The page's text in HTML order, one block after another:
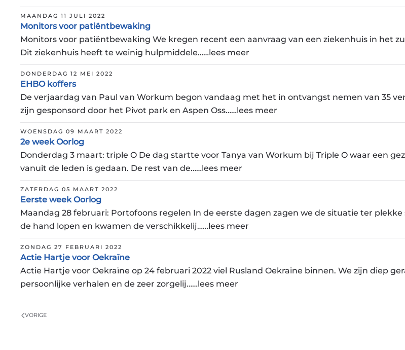
MAANDAG 11 JULI 2022
Monitors voor patiëntbewaking
Monitors voor patiëntbewaking We kregen recent een aanvraag van een ziekenhuis in het
Dit ziekenhuis heeft te weinig hulpmiddele……lees meer
DONDERDAG 12 MEI 2022
EHBO koffers
De verjaardag van Paul van Workum begon vandaag met het in ontvangst nemen van 35
zijn gesponsord door het Pivot park en Aspen Oss……lees meer
WOENSDAG 09 MAART 2022
2e week Oorlog
Donderdag 3 maart: triple O De dag startte voor Tanya van Workum bij Triple O waar een
vanuit de leden is gedaan. De rest van de……lees meer
ZATERDAG 05 MAART 2022
Eerste week Oorlog
Maandag 28 februari: Portofoons regelen In de eerste dagen zagen we de situatie ter
de hand lopen en kwamen de verschikkelij……lees meer
ZONDAG 27 FEBRUARI 2022
Actie Hartje voor Oekraïne
Actie Hartje voor Oekraïne op 24 februari 2022 viel Rusland Oekraïne binnen. We zijn diep
persoonlijke verhalen en de zeer zorgelij……lees meer
VORIGE